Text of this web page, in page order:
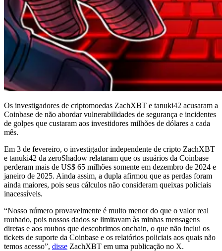
Os investigadores de criptomoedas ZachXBT e tanuki42 acusaram a
Coinbase de não abordar vulnerabilidades de segurança e incidentes
de golpes que custaram aos investidores milhões de dólares a cada
mês.
Em 3 de fevereiro, o investigador independente de cripto ZachXBT
e tanuki42 da zeroShadow relataram que os usuários da Coinbase
perderam mais de US$ 65 milhões somente em dezembro de 2024 e
janeiro de 2025. Ainda assim, a dupla afirmou que as perdas foram
ainda maiores, pois seus cálculos não consideram queixas policiais
inacessíveis.
“Nosso número provavelmente é muito menor do que o valor real
roubado, pois nossos dados se limitavam às minhas mensagens
diretas e aos roubos que descobrimos onchain, o que não inclui os
tickets de suporte da Coinbase e os relatórios policiais aos quais não
temos acesso”, disse ZachXBT em uma publicação no X.